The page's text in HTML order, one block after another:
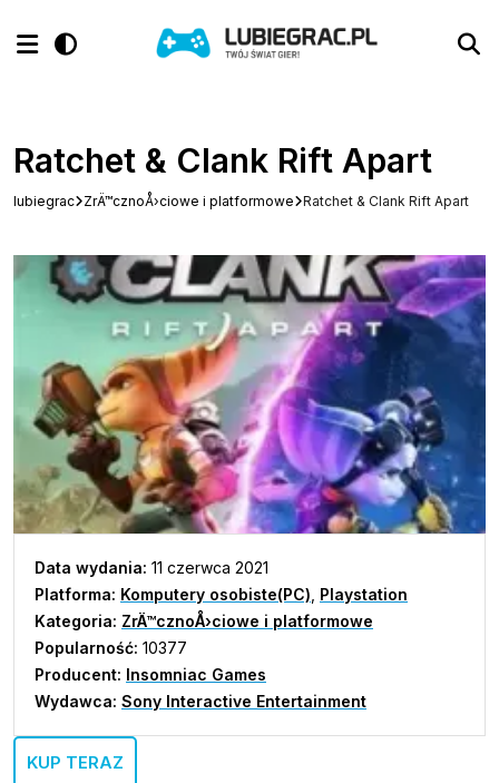
Ratchet & Clank Rift Apart
lubiegrac ZrÄ™cznoÅ›ciowe i platformowe Ratchet & Clank Rift Apart
Data wydania: 11 czerwca 2021
Platforma: Komputery osobiste(PC) Playstation
Kategoria: ZrÄ™cznoÅ›ciowe i platformowe
Popularność: 10377
Producent: Insomniac Games
Wydawca: Sony Interactive Entertainment
KUP TERAZ